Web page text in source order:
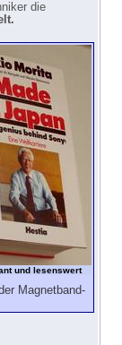
die
und lesenswert
Magnetband-